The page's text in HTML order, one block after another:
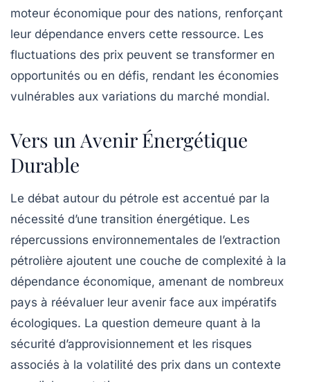
moteur économique pour des nations, renforçant
leur dépendance envers cette ressource. Les
fluctuations des prix peuvent se transformer en
opportunités ou en défis, rendant les économies
vulnérables aux variations du marché mondial.
Vers un Avenir Énergétique
Durable
Le débat autour du pétrole est accentué par la
nécessité d’une transition énergétique. Les
répercussions environnementales de l’extraction
pétrolière ajoutent une couche de complexité à la
dépendance économique, amenant de nombreux
pays à réévaluer leur avenir face aux impératifs
écologiques. La question demeure quant à la
sécurité d’approvisionnement et les risques
associés à la volatilité des prix dans un contexte